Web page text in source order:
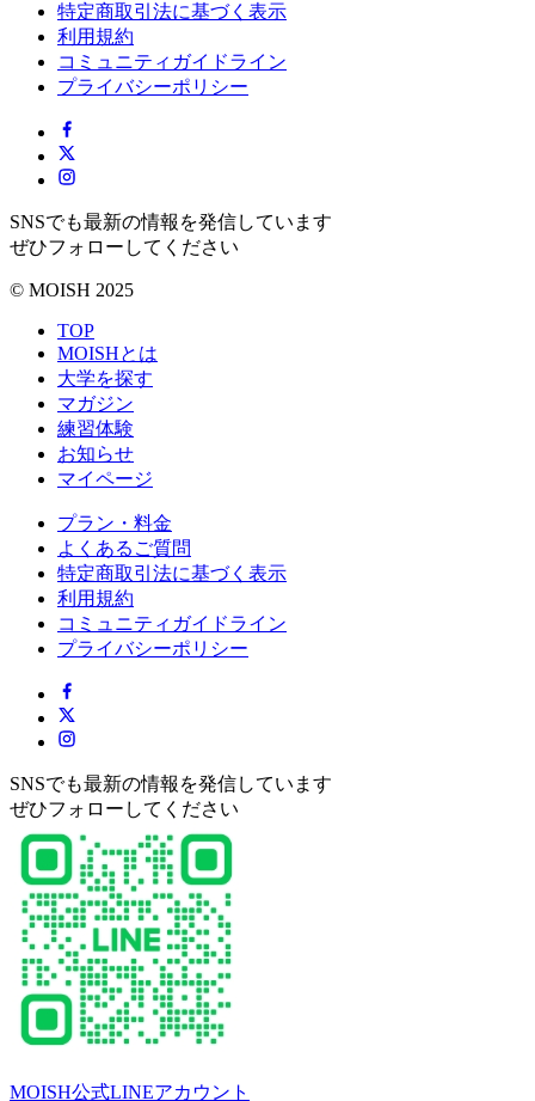
特定商取引法に基づく表示
利用規約
コミュニティガイドライン
プライバシーポリシー
SNSでも最新の情報を発信しています
ぜひフォローしてください
© MOISH 2025
TOP
MOISHとは
大学を探す
マガジン
練習体験
お知らせ
マイページ
プラン・料金
よくあるご質問
特定商取引法に基づく表示
利用規約
コミュニティガイドライン
プライバシーポリシー
SNSでも最新の情報を発信しています
ぜひフォローしてください
MOISH公式LINEアカウント